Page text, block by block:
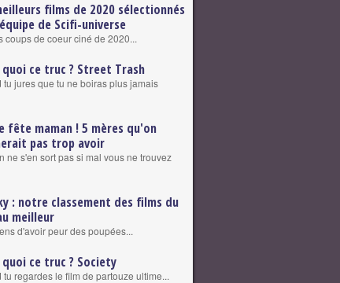
films de 2020 sélectionnés
de Scifi-universe
coups de coeur ciné de 2020...
quoi ce truc ? Street Trash
tu jures que tu ne boiras plus jamais
fête maman ! 5 mères qu'on
pas trop avoir
ne s'en sort pas si mal vous ne trouvez
: notre classement des films du
meilleur
d'avoir peur des poupées...
ce truc ? Society
tu regardes le film de partouze ultime...